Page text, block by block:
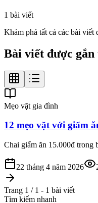
1 bài viết
Khám phá tất cả các bài viết
Bài viết được gắn
Mẹo vặt gia đình
12 mẹo vặt với giấm
Chai giấm ăn 15.000đ trong
22 tháng 4 năm 2026
Trang 1 / 1 - 1 bài viết
Tìm kiếm nhanh